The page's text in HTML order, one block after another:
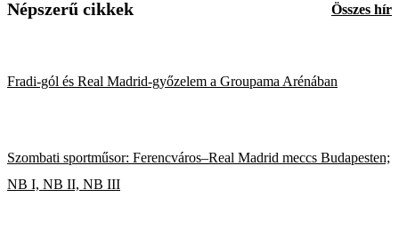
Népszerű cikkek Összes hír
Fradi-gól és Real Madrid-győzelem a Groupama Arénában
Szombati sportműsor: Ferencváros–Real Madrid meccs Budapesten;
NB I, NB II, NB III